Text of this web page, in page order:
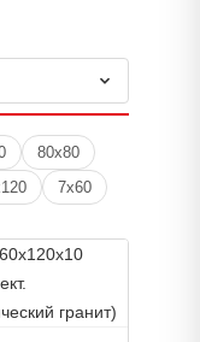
Камень
80x80
7x60